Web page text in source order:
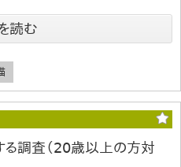
読む
る調査（20歳以上の方対